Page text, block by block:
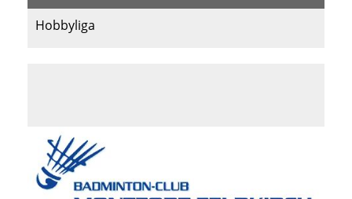
Hobbyliga